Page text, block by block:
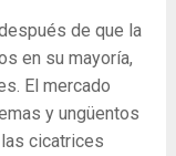
de que la
en su mayoría,
El mercado
y ungüentos
cicatrices